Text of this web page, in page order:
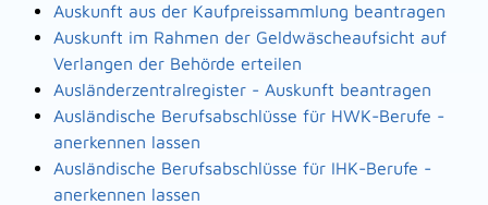
Auskunft aus der Kaufpreissammlung beantragen
Auskunft im Rahmen der Geldwäscheaufsicht auf
Verlangen der Behörde erteilen
Ausländerzentralregister - Auskunft beantragen
Ausländische Berufsabschlüsse für HWK-Berufe -
anerkennen lassen
Ausländische Berufsabschlüsse für IHK-Berufe -
anerkennen lassen